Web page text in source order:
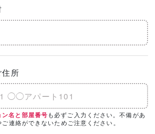
所
名と部屋番号も必ずご入力ください。不備があ
連絡ができないためご注意ください。